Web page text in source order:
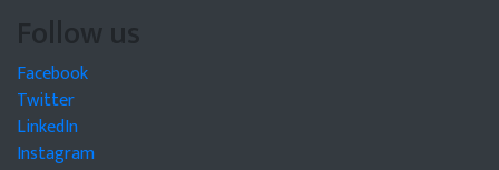
Follow us
Facebook
Twitter
LinkedIn
Instagram